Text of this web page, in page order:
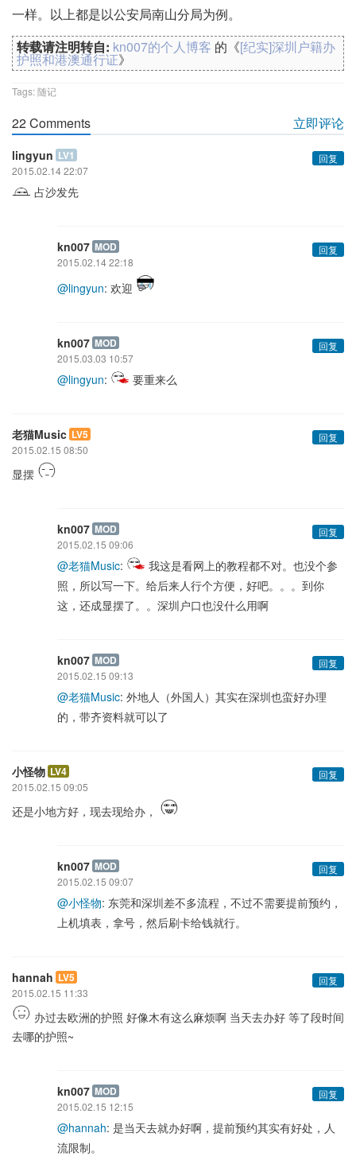
一样。以上都是以公安局南山分局为例。
转载请注明转自: kn007的个人博客 的《[纪实]深圳户籍办
护照和港澳通行证》
Tags:随记
22 Comments 立即评论
lingyun LV1
回复
2015.02.14 22:07
占沙发先
kn007 MOD
回复
2015.02.14 22:18
@lingyun: 欢迎
kn007 MOD
回复
2015.03.03 10:57
@lingyun: 要重来么
老猫Music LV5
回复
2015.02.15 08:50
显摆
kn007 MOD
回复
2015.02.15 09:06
@老猫Music:
我这是看网上的教程都不对。也没个参
照，所以写一下。给后来人行个方便，好吧。。。到你
这，还成显摆了。。深圳户口也没什么用啊
kn007 MOD
回复
2015.02.15 09:13
@老猫Music: 外地人（外国人）其实在深圳也蛮好办理
的，带齐资料就可以了
小怪物 LV4
回复
2015.02.15 09:05
还是小地方好，现去现给办，
kn007 MOD
回复
2015.02.15 09:07
@小怪物: 东莞和深圳差不多流程，不过不需要提前预约，
上机填表，拿号，然后刷卡给钱就行。
hannah LV5
回复
2015.02.15 11:33
办过去欧洲的护照 好像木有这么麻烦啊 当天去办好 等了段时间
去哪的护照~
kn007 MOD
回复
2015.02.15 12:15
@hannah: 是当天去就办好啊，提前预约其实有好处，人
流限制。